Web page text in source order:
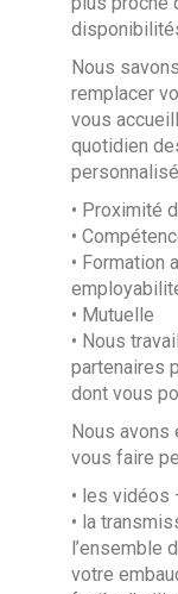
Nous
remplacer
vous
quotidien
• Proximité
•
• Formation
• Mutuelle
• Nous
partenaires
dont vous
Nous avons
vous faire
• les vidéos
• la
l’ensemble
votre